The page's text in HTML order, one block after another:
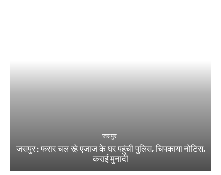
जसपुर
जसपुर : फरार चल रहे एजाज के घर पहुंची पुलिस, चिपकाया नोटिस,
कराई मुनादी